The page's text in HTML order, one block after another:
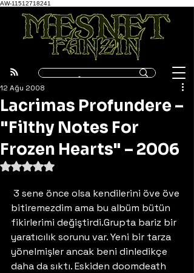
AW-11512718241
Lacrimas Profundere –
"Filthy Notes For
Frozen Hearts" – 2006
12 Ağu 2008
5 üzerinden NaN yıldız
bitiremezdim ama bu albüm bütün
fikirlerimi değiştirdi.Grupta bariz bir
yaratıcılık sorunu var. Yeni bir tarza
yönelmişler ancak beni dinledikçe
daha da sıktı. Eskiden doomdeath